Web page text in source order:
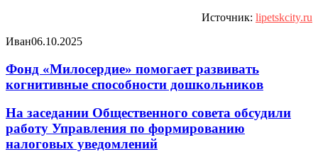
Источник: lipetskcity.ru
Иван06.10.2025
Фонд «Милосердие» помогает развивать
когнитивные способности дошкольников
На заседании Общественного совета обсудили
работу Управления по формированию
налоговых уведомлений